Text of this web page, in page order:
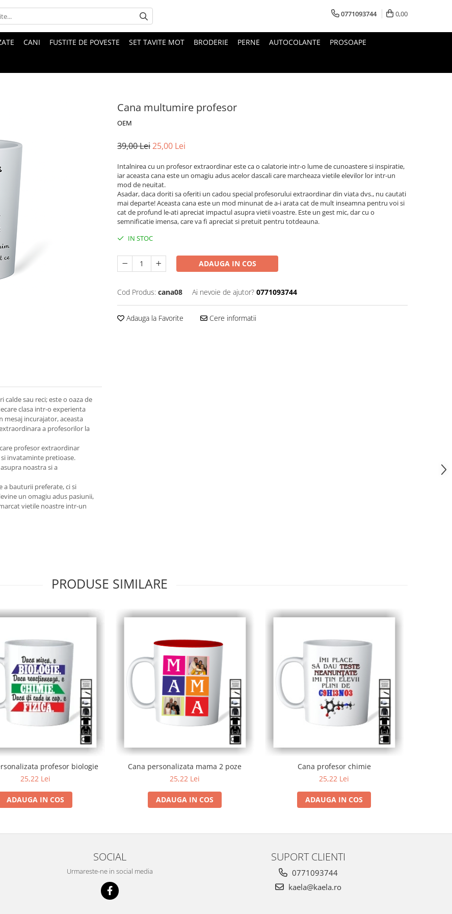
0771093744 0,00
CANI FUSTITE DE POVESTE SET TAVITE MOT BRODERIE PERNE AUTOCOLANTE PROSOAPE
Cana multumire profesor
OEM
39,00 Lei25,00 Lei
Intalnirea cu un profesor extraordinar este ca o calatorie intr-o lume de cunoastere si inspiratie,
iar aceasta cana este un omagiu adus acelor dascali care marcheaza vietile elevilor lor intr-un
mod de neuitat.
Asadar, daca doriti sa oferiti un cadou special profesorului extraordinar din viata dvs., nu cautati
mai departe! Aceasta cana este un mod minunat de a-i arata cat de mult inseamna pentru voi si
cat de profund le-ati apreciat impactul asupra vietii voastre. Este un gest mic, dar cu o
semnificatie imensa, care va fi apreciat si pretuit pentru totdeauna.
IN STOC
ADAUGA IN COS
Cod Produs: cana08 Ai nevoie de ajutor? 0771093744
Adauga la Favorite Cere informatii
sau reci; este o oaza de
clasa intr-o experienta
mesaj incurajator, aceasta
a profesorilor la
profesor extraordinar
invataminte pretioase.
noastra si a
a bauturii preferate, ci si
un omagiu adus pasiunii,
vietile noastre intr-un
PRODUSE SIMILARE
profesor biologie
25,22 Lei
ADAUGA IN COS
Cana personalizata mama 2 poze
25,22 Lei
ADAUGA IN COS
Cana profesor chimie
25,22 Lei
ADAUGA IN COS
SOCIAL
Urmareste-ne in social media
SUPORT CLIENTI
0771093744
kaela@kaela.ro